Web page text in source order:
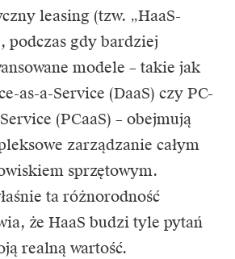
leasing (tzw. „HaaS-
podczas gdy bardziej
modele – takie jak
as-a-Service (DaaS) czy PC-
(PCaaS) – obejmują
zarządzanie całym
sprzętowym.
ta różnorodność
że HaaS budzi tyle pytań
realną wartość.